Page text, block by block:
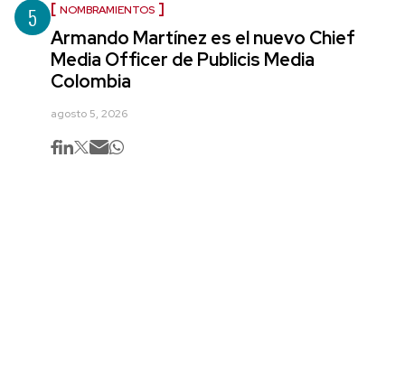
5 NOMBRAMIENTOS
Armando Martínez es el nuevo Chief
Media Officer de Publicis Media
Colombia
agosto 5, 2026